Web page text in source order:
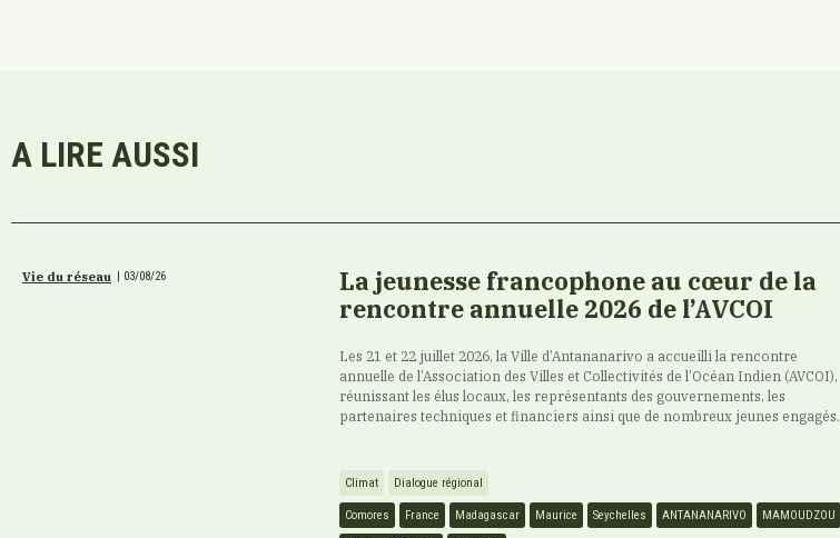
A LIRE AUSSI
Vie du réseau | 03/08/26
La jeunesse francophone au cœur de la
rencontre annuelle 2026 de l’AVCOI
Les 21 et 22 juillet 2026, la Ville d’Antananarivo a accueilli la rencontre
annuelle de l’Association des Villes et Collectivités de l’Océan Indien (AVCOI),
réunissant les élus locaux, les représentants des gouvernements, les
partenaires techniques et financiers ainsi que de nombreux jeunes engagés.
Climat Dialogue régional
Comores France Madagascar Maurice Seychelles ANTANANARIVO MAMOUDZOU